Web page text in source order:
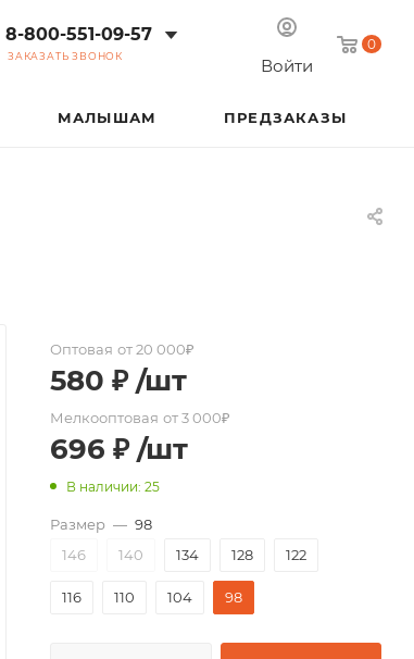
0
Войти
8-800-551-09-57
ЗАКАЗАТЬ ЗВОНОК
МАЛЫШАМ ПРЕДЗАКАЗЫ
Оптовая от 20 000₽
580 ₽ /шт
Мелкооптовая от 3 000₽
696 ₽ /шт
В наличии: 25
Размер — 98
146
140 134 128 122
116 110 104 98